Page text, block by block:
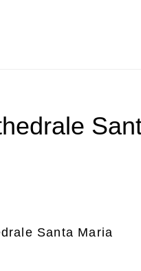
Santa Maria